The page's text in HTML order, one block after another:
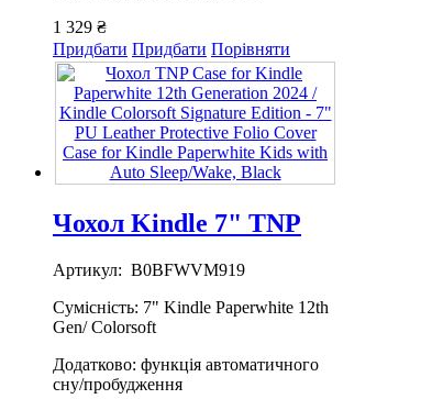
1 329 ₴
Придбати Придбати Порівняти
Чохол Kindle 7" TNP
Артикул: B0BFWVM919
Сумісність: 7" Kindle Paperwhite 12th
Gen/ Colorsoft
Додатково: функція автоматичного
сну/пробудження